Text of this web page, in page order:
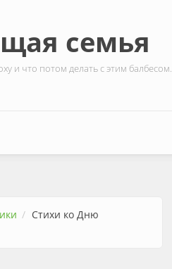
семья
и что потом делать с этим балбесом.
Стихи ко Дню